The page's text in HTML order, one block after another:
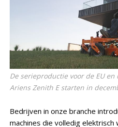
De serieproductie voor de EU
Ariens Zenith E starten in
Bedrijven in onze branche
machines die volledig